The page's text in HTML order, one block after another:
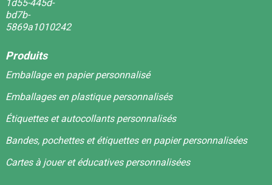
Produits
Emballage en papier personnalisé
Emballages en plastique personnalisés
Étiquettes et autocollants personnalisés
Bandes, pochettes et étiquettes en papier personnalisées
Cartes à jouer et éducatives personnalisées